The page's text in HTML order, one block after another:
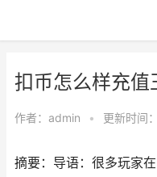
扣币怎么样充值
作者： admin • 更新时间
摘要：导语：很多玩家